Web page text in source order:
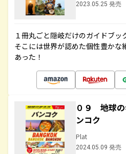
2023.05.25 発売
１冊丸ごと隠岐だけのガイドブッ
そこには世界が認めた個性豊かな
あった！
０９ 地球
ンコク
Plat
2024.05.09 発売